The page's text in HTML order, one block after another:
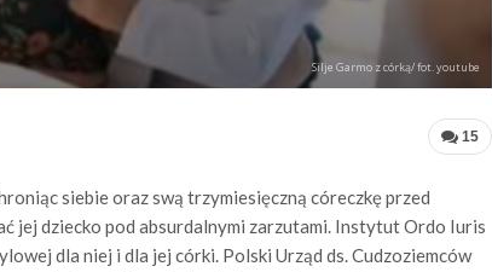
Silje Garmo z córką/ fot. youtube
15
siebie oraz swą trzymiesięczną córeczkę przed
jej dziecko pod absurdalnymi zarzutami. Instytut Ordo Iuris
dla niej i dla jej córki. Polski Urząd ds. Cudzoziemców